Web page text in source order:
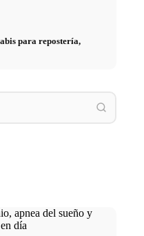
para repostería,